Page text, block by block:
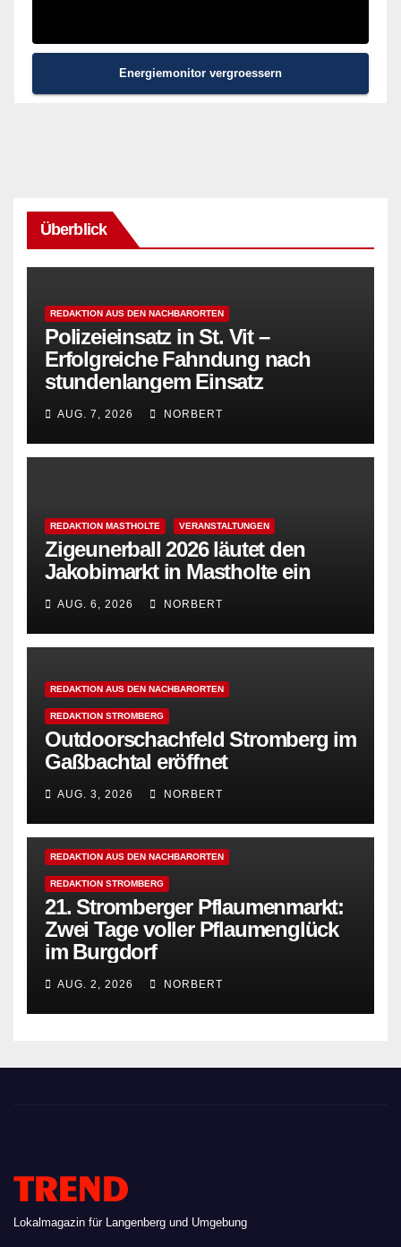
Energiemonitor vergroessern
Überblick
REDAKTION AUS DEN NACHBARORTEN
Polizeieinsatz in St. Vit –
Erfolgreiche Fahndung nach
stundenlangem Einsatz
AUG. 7, 2026 NORBERT
REDAKTION MASTHOLTE VERANSTALTUNGEN
Zigeunerball 2026 läutet den
Jakobimarkt in Mastholte ein
AUG. 6, 2026 NORBERT
REDAKTION AUS DEN NACHBARORTEN
REDAKTION STROMBERG
Outdoorschachfeld Stromberg im
Gaßbachtal eröffnet
AUG. 3, 2026 NORBERT
REDAKTION AUS DEN NACHBARORTEN
REDAKTION STROMBERG
21. Stromberger Pflaumenmarkt:
Zwei Tage voller Pflaumenglück
im Burgdorf
AUG. 2, 2026 NORBERT
TREND
Lokalmagazin für Langenberg und Umgebung